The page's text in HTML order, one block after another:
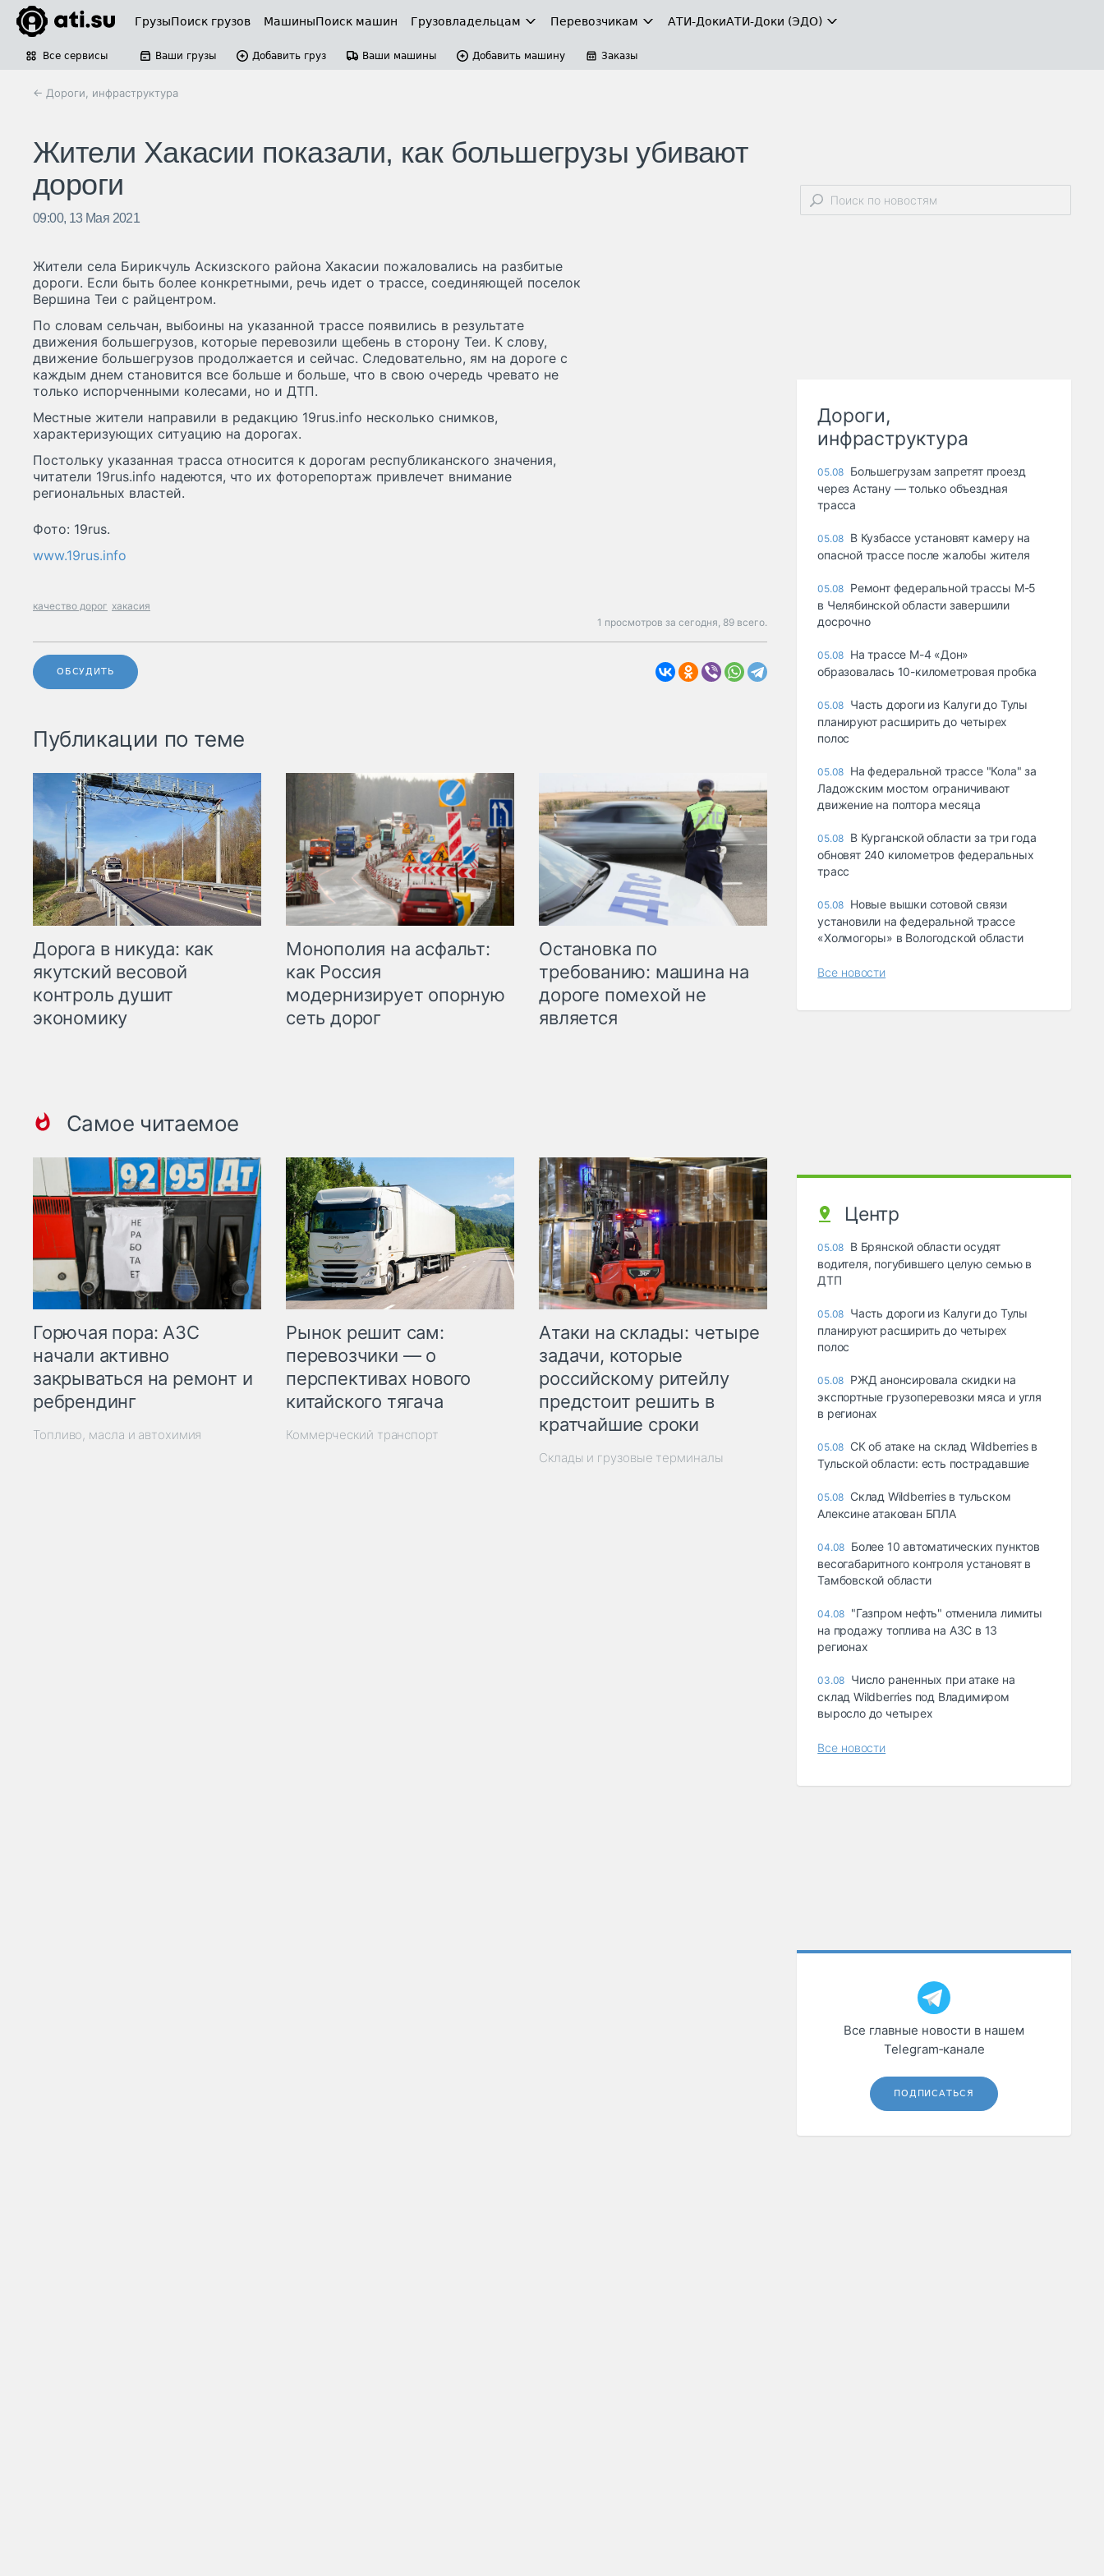
ГрузыПоиск грузов МашиныПоиск машин Грузовладельцам Перевозчикам АТИ-ДокиАТИ-Доки (ЭДО)
Все сервисы Ваши грузы Добавить груз Ваши машины Добавить машину Заказы
← Дороги, инфраструктура
Жители Хакасии показали, как большегрузы убивают
дороги
09:00, 13 Мая 2021
Жители села Бирикчуль Аскизского района Хакасии пожаловались на разбитые
дороги. Если быть более конкретными, речь идет о трассе, соединяющей поселок
Вершина Теи с райцентром.
По словам сельчан, выбоины на указанной трассе появились в результате
движения большегрузов, которые перевозили щебень в сторону Теи. К слову,
движение большегрузов продолжается и сейчас. Следовательно, ям на дороге с
каждым днем становится все больше и больше, что в свою очередь чревато не
только испорченными колесами, но и ДТП.
Местные жители направили в редакцию 19rus.info несколько снимков,
характеризующих ситуацию на дорогах.
Постольку указанная трасса относится к дорогам республиканского значения,
читатели 19rus.info надеются, что их фоторепортаж привлечет внимание
региональных властей.
Фото: 19rus.
www.19rus.info
качество дорог хакасия
1 просмотров за сегодня, 89 всего.
ОБСУДИТЬ
Публикации по теме
Дорога в никуда: как
якутский весовой
контроль душит
экономику
Монополия на асфальт:
как Россия
модернизирует опорную
сеть дорог
Остановка по
требованию: машина на
дороге помехой не
является
Самое читаемое
Горючая пора: АЗС
начали активно
закрываться на ремонт и
ребрендинг
Топливо, масла и автохимия
Рынок решит сам:
перевозчики — о
перспективах нового
китайского тягача
Коммерческий транспорт
Атаки на склады: четыре
задачи, которые
российскому ритейлу
предстоит решить в
кратчайшие сроки
Склады и грузовые терминалы
Дороги,
инфраструктура
05.08 Большегрузам запретят проезд
через Астану — только объездная
трасса
05.08 В Кузбассе установят камеру на
опасной трассе после жалобы жителя
05.08 Ремонт федеральной трассы М-5
в Челябинской области завершили
досрочно
05.08 На трассе М-4 «Дон»
образовалась 10-километровая пробка
05.08 Часть дороги из Калуги до Тулы
планируют расширить до четырех
полос
05.08 На федеральной трассе "Кола" за
Ладожским мостом ограничивают
движение на полтора месяца
05.08 В Курганской области за три года
обновят 240 километров федеральных
трасс
05.08 Новые вышки сотовой связи
установили на федеральной трассе
«Холмогоры» в Вологодской области
Все новости
Центр
05.08 В Брянской области осудят
водителя, погубившего целую семью в
ДТП
05.08 Часть дороги из Калуги до Тулы
планируют расширить до четырех
полос
05.08 РЖД анонсировала скидки на
экспортные грузоперевозки мяса и угля
в регионах
05.08 СК об атаке на склад Wildberries в
Тульской области: есть пострадавшие
05.08 Склад Wildberries в тульском
Алексине атакован БПЛА
04.08 Более 10 автоматических пунктов
весогабаритного контроля установят в
Тамбовской области
04.08 "Газпром нефть" отменила лимиты
на продажу топлива на АЗС в 13
регионах
03.08 Число раненных при атаке на
склад Wildberries под Владимиром
выросло до четырех
Все новости
Все главные новости в нашем
Telegram‑канале
ПОДПИСАТЬСЯ